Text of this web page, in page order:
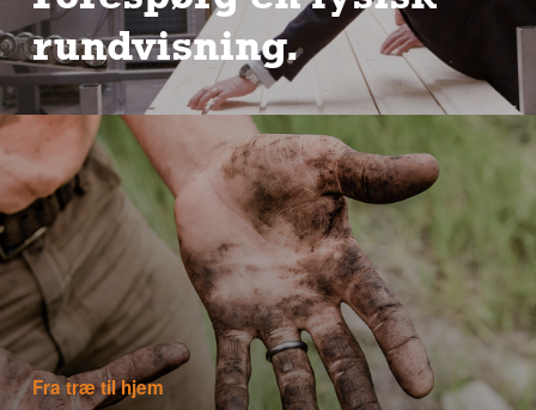
rundvisning.
Savner du stadig duften af savsmuld og følelsen
af nyhøvlet gran? Vi forstår dig. Kontakt os her
hvis du ønsker en fysisk rundvisning.
Fra træ til hjem